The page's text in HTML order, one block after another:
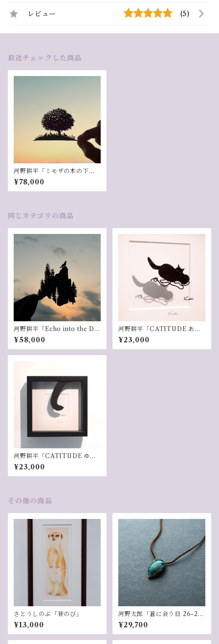
レビュー (5)
最近チェックした商品
河野耕平「ミモザの木の下
で」
¥78,000
同じカテゴリの商品
河野耕平「Echo into the Du
sk」
¥58,000
河野耕平「CATITUDE あそ
ぶ」
¥23,000
河野耕平「CATITUDE ゆら
ゆら」
¥23,000
その他の商品
さとうしのぶ「背のび」
¥13,000
河野太郎「蒼に会う日 26-2
5」
¥29,700